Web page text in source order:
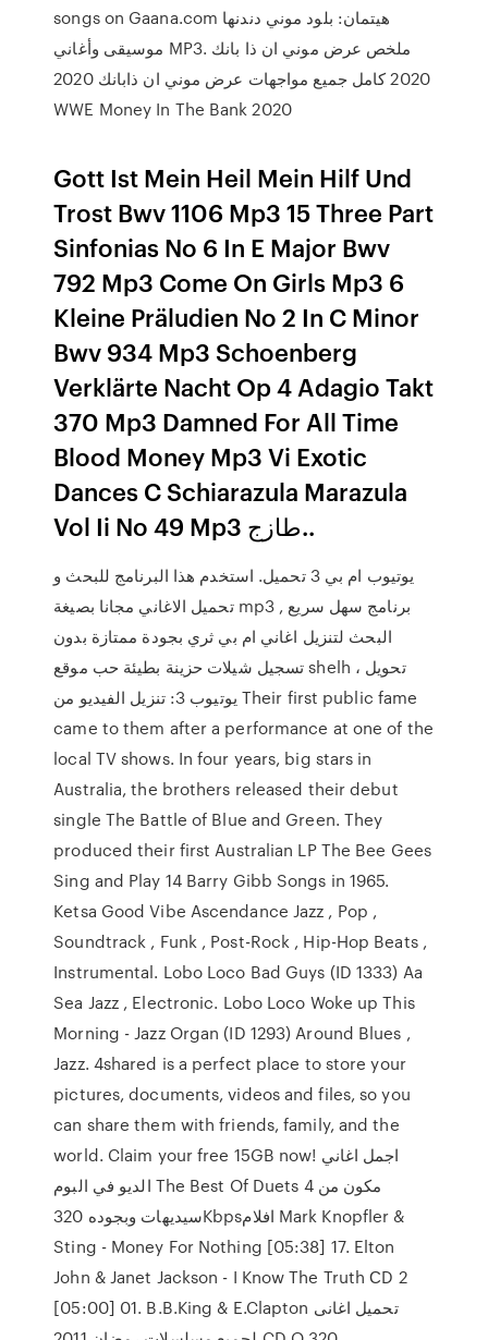
songs on Gaana.com هيتمان: بلود موني دندنها
موسيقى وأغاني MP3. ملخص عرض موني ان ذا بانك
2020 كامل جميع مواجهات عرض موني ان ذابانك 2020
WWE Money In The Bank 2020
Gott Ist Mein Heil Mein Hilf Und
Trost Bwv 1106 Mp3 15 Three Part
Sinfonias No 6 In E Major Bwv
792 Mp3 Come On Girls Mp3 6
Kleine Präludien No 2 In C Minor
Bwv 934 Mp3 Schoenberg
Verklärte Nacht Op 4 Adagio Takt
370 Mp3 Damned For All Time
Blood Money Mp3 Vi Exotic
Dances C Schiarazula Marazula
Vol Ii No 49 Mp3 طازج..
يوتيوب ام بي 3 تحميل. استخدم هذا البرنامج للبحث و
تحميل الاغاني مجانا بصيغة mp3 , برنامج سهل سريع
البحث لتنزيل اغاني ام بي ثري بجودة ممتازة بدون
تسجيل شيلات حزينة بطيئة حب موقع shelh ، تحويل
يوتيوب 3: تنزيل الفيديو من Their first public fame
came to them after a performance at one of the
local TV shows. In four years, big stars in
Australia, the brothers released their debut
single The Battle of Blue and Green. They
produced their first Australian LP The Bee Gees
Sing and Play 14 Barry Gibb Songs in 1965.
Ketsa Good Vibe Ascendance Jazz , Pop ,
Soundtrack , Funk , Post-Rock , Hip-Hop Beats ,
Instrumental. Lobo Loco Bad Guys (ID 1333) Aa
Sea Jazz , Electronic. Lobo Loco Woke up This
Morning - Jazz Organ (ID 1293) Around Blues ,
Jazz. 4shared is a perfect place to store your
pictures, documents, videos and files, so you
can share them with friends, family, and the
world. Claim your free 15GB now! اجمل اغاني
الديو في البوم The Best Of Duets مكون من 4
سيديهات وبجوده 320Kbpsافلام Mark Knopfler &
Sting - Money For Nothing [05:38] 17. Elton
John & Janet Jackson - I Know The Truth СD 2
[05:00] 01. B.B.King & E.Clapton تحميل اغانى